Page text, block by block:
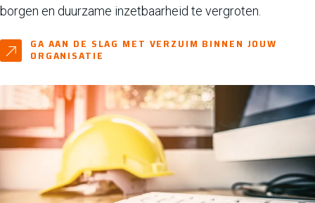
borgen en duurzame inzetbaarheid te vergroten.
GA AAN DE SLAG MET VERZUIM BINNEN JOUW
ORGANISATIE